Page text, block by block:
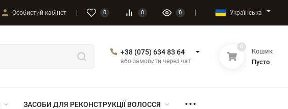
Особистий кабінет 0 0 0 Українська
+38 (075) 634 83 64
або замовити через чат
0
Кошик
Пусто
ЗАСОБИ ДЛЯ РЕКОНСТРУКЦІЇ ВОЛОССЯ